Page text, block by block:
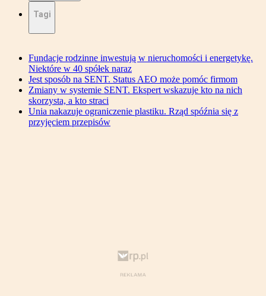
Tagi
Fundacje rodzinne inwestują w nieruchomości i energetykę.
Niektóre w 40 spółek naraz
Jest sposób na SENT. Status AEO może pomóc firmom
Zmiany w systemie SENT. Ekspert wskazuje kto na nich
skorzysta, a kto straci
Unia nakazuje ograniczenie plastiku. Rząd spóźnia się z
przyjęciem przepisów